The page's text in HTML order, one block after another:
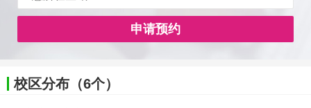
申请预约
校区分布（6个）